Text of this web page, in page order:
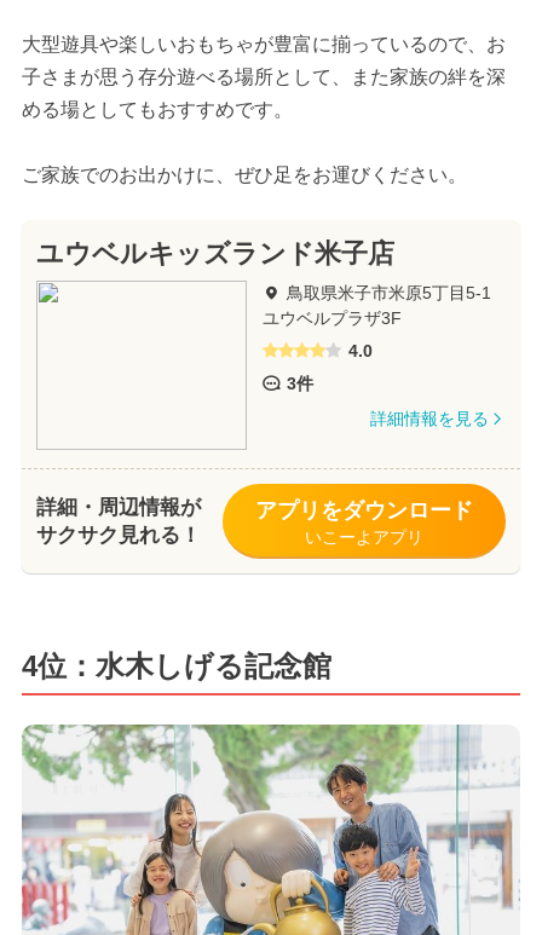
大型遊具や楽しいおもちゃが豊富に揃っているので、お
子さまが思う存分遊べる場所として、また家族の絆を深
める場としてもおすすめです。
ご家族でのお出かけに、ぜひ足をお運びください。
ユウベルキッズランド米子店
鳥取県米子市米原5丁目5-1
ユウベルプラザ3F
4.0
3件
詳細情報を見る
詳細・周辺情報が
サクサク見れる！
アプリをダウンロード
いこーよアプリ
4位：水木しげる記念館